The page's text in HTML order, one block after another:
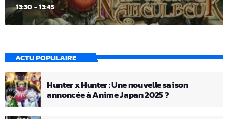
13:30 - 13:45
ACTU POPULAIRE
Hunter x Hunter : Une nouvelle saison
annoncée à Anime Japan 2025 ?